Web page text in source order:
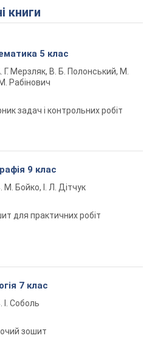
книги
5 клас
Г. Мерзляк, В. Б. Полонський, М.
Рабінович
задач і контрольних робіт
9 клас
М. Бойко, І. Л. Дітчук
для практичних робіт
7 клас
І. Соболь
зошит